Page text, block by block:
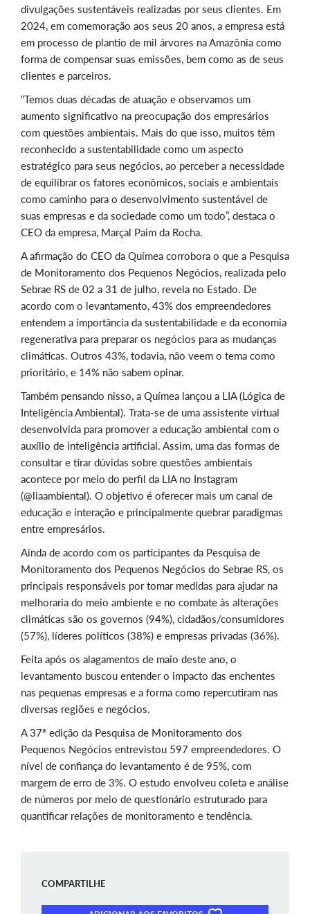
divulgações sustentáveis realizadas por seus clientes. Em
2024, em comemoração aos seus 20 anos, a empresa está
em processo de plantio de mil árvores na Amazônia como
forma de compensar suas emissões, bem como as de seus
clientes e parceiros.
“Temos duas décadas de atuação e observamos um
aumento significativo na preocupação dos empresários
com questões ambientais. Mais do que isso, muitos têm
reconhecido a sustentabilidade como um aspecto
estratégico para seus negócios, ao perceber a necessidade
de equilibrar os fatores econômicos, sociais e ambientais
como caminho para o desenvolvimento sustentável de
suas empresas e da sociedade como um todo”, destaca o
CEO da empresa, Marçal Paim da Rocha.
A afirmação do CEO da Químea corrobora o que a Pesquisa
de Monitoramento dos Pequenos Negócios, realizada pelo
Sebrae RS de 02 a 31 de julho, revela no Estado. De
acordo com o levantamento, 43% dos empreendedores
entendem a importância da sustentabilidade e da economia
regenerativa para preparar os negócios para as mudanças
climáticas. Outros 43%, todavia, não veem o tema como
prioritário, e 14% não sabem opinar.
Também pensando nisso, a Químea lançou a LIA (Lógica de
Inteligência Ambiental). Trata-se de uma assistente virtual
desenvolvida para promover a educação ambiental com o
auxílio de inteligência artificial. Assim, uma das formas de
consultar e tirar dúvidas sobre questões ambientais
acontece por meio do perfil da LIA no Instagram
(@liaambiental). O objetivo é oferecer mais um canal de
educação e interação e principalmente quebrar paradigmas
entre empresários.
Ainda de acordo com os participantes da Pesquisa de
Monitoramento dos Pequenos Negócios do Sebrae RS, os
principais responsáveis por tomar medidas para ajudar na
melhoraria do meio ambiente e no combate às alterações
climáticas são os governos (94%), cidadãos/consumidores
(57%), líderes políticos (38%) e empresas privadas (36%).
Feita após os alagamentos de maio deste ano, o
levantamento buscou entender o impacto das enchentes
nas pequenas empresas e a forma como repercutiram nas
diversas regiões e negócios.
A 37ª edição da Pesquisa de Monitoramento dos
Pequenos Negócios entrevistou 597 empreendedores. O
nível de confiança do levantamento é de 95%, com
margem de erro de 3%. O estudo envolveu coleta e análise
de números por meio de questionário estruturado para
quantificar relações de monitoramento e tendência.
COMPARTILHE